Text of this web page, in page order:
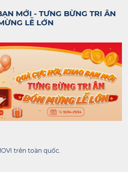
MỚI - TƯNG BỪNG TRI ÂN
LỄ LỚN
trên toàn quốc.